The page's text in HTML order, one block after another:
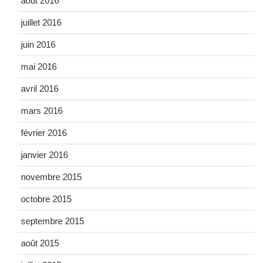
juillet 2016
juin 2016
mai 2016
avril 2016
mars 2016
février 2016
janvier 2016
novembre 2015
octobre 2015
septembre 2015
août 2015